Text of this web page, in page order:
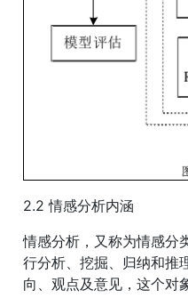
2.2 情感分析内涵
情感分析，又称为情感分
行分析、挖掘、归纳和推
向、观点及意见，这个对